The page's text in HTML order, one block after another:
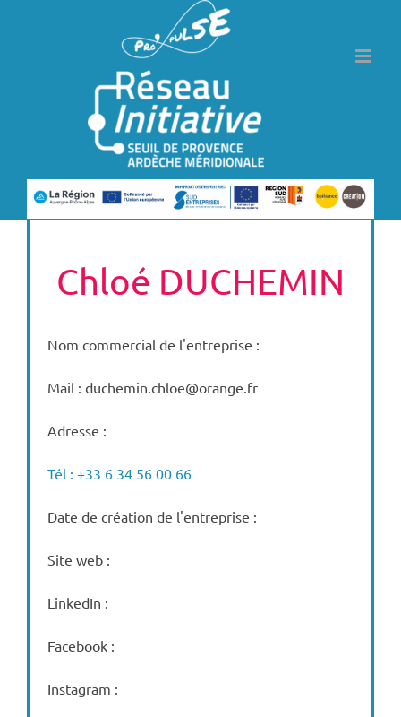
Chloé DUCHEMIN
Nom commercial de l'entreprise :
Mail : duchemin.chloe@orange.fr
Adresse :
Tél : +33 6 34 56 00 66
Date de création de l'entreprise :
Site web :
LinkedIn :
Facebook :
Instagram :